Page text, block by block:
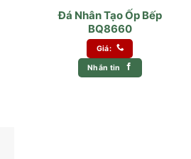
Đá Nhân Tạo Ốp Bếp
BQ8660
Giá:
Nhắn tin